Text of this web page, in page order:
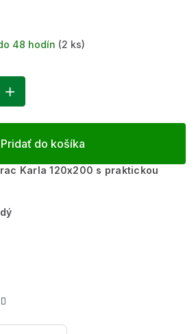
48 hodín (2 ks)
Pridať do košíka
Karla 120x200 s praktickou